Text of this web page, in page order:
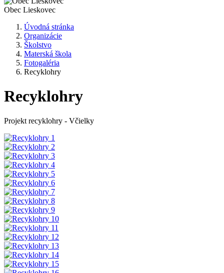
Obec Lieskovec
Úvodná stránka
Organizácie
Školstvo
Materská škola
Fotogaléria
Recyklohry
Recyklohry
Projekt recyklohry - Včielky